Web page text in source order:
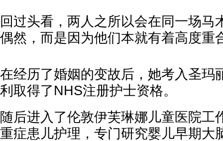
回过头看，两人之所以会在同一场马
偶然，而是因为他们本就有着高度重
在经历了婚姻的变故后，她考入圣玛
利取得了NHS注册护士资格。
随后进入了伦敦伊芙琳娜儿童医院工
重症患儿护理，专门研究婴儿早期大